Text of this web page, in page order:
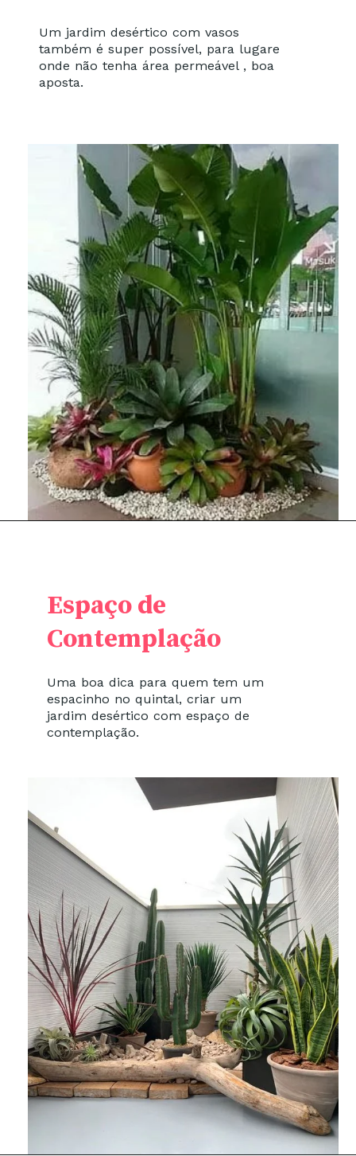
Um jardim desértico com vasos
também é super possível, para lugare
onde não tenha área permeável , boa
aposta.
Uma boa dica para quem tem um
espacinho no quintal, criar um
jardim desértico com espaço de
contemplação.
Espaço de
Contemplação